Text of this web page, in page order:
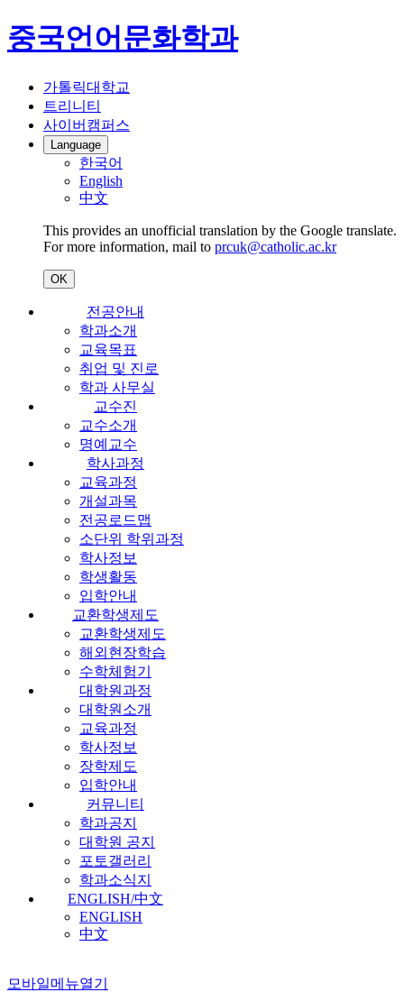
중국언어문화학과
가톨릭대학교
트리니티
사이버캠퍼스
Language
한국어
English
中文
This provides an unofficial translation by the Google translate.
For more information, mail to prcuk@catholic.ac.kr
OK
전공안내
학과소개
교육목표
취업 및 진로
학과 사무실
교수진
교수소개
명예교수
학사과정
교육과정
개설과목
전공로드맵
소단위 학위과정
학사정보
학생활동
입학안내
교환학생제도
교환학생제도
해외현장학습
수학체험기
대학원과정
대학원소개
교육과정
학사정보
장학제도
입학안내
커뮤니티
학과공지
대학원 공지
포토갤러리
학과소식지
ENGLISH/中文
ENGLISH
中文
모바일메뉴열기